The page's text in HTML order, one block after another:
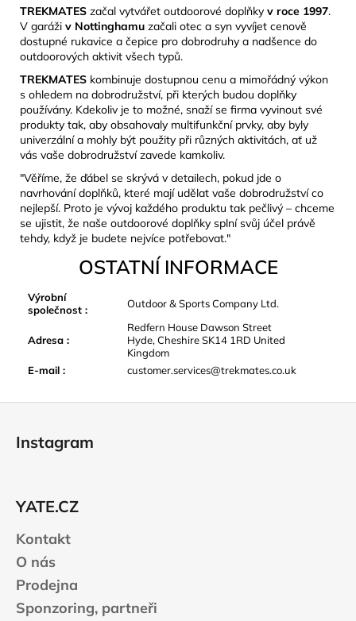
TREKMATES začal vytvářet outdoorové doplňky v roce 1997.
V garáži v Nottinghamu začali otec a syn vyvíjet cenově
dostupné rukavice a čepice pro dobrodruhy a nadšence do
outdoorových aktivit všech typů.
TREKMATES kombinuje dostupnou cenu a mimořádný výkon
s ohledem na dobrodružství, při kterých budou doplňky
používány. Kdekoliv je to možné, snaží se firma vyvinout své
produkty tak, aby obsahovaly multifunkční prvky, aby byly
univerzální a mohly být použity při různých aktivitách, ať už
vás vaše dobrodružství zavede kamkoliv.
"Věříme, že ďábel se skrývá v detailech, pokud jde o
navrhování doplňků, které mají udělat vaše dobrodružství co
nejlepší. Proto je vývoj každého produktu tak pečlivý – chceme
se ujistit, že naše outdoorové doplňky splní svůj účel právě
tehdy, když je budete nejvíce potřebovat."
OSTATNÍ INFORMACE
Výrobní
společnost : Outdoor & Sports Company Ltd.
Adresa :
Redfern House Dawson Street
Hyde, Cheshire SK14 1RD United
Kingdom
E-mail : customer.services@trekmates.co.uk
Instagram
YATE.CZ
Kontakt
O nás
Prodejna
Sponzoring, partneři